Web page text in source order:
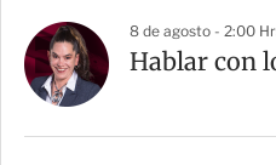
8 de agosto - 2:00
Hablar con